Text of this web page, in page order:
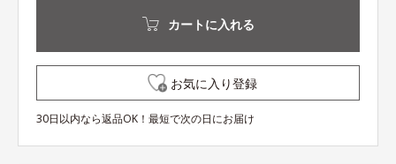
カートに入れる
お気に入り登録
30日以内なら返品OK！最短で次の日にお届け